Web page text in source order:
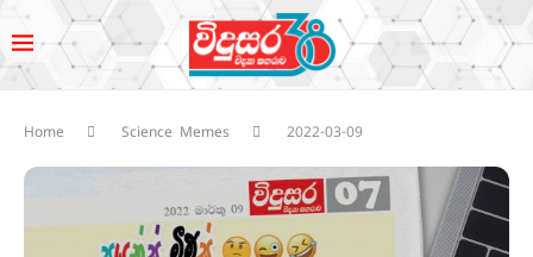
Home Science Memes 2022-03-09